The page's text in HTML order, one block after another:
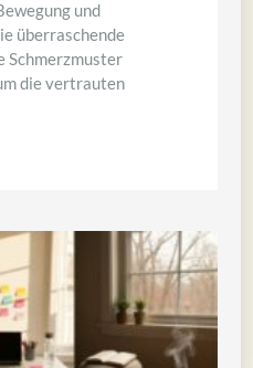
und
überraschende
Schmerzmuster
die vertrauten